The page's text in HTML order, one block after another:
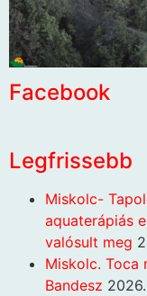
Facebook
Legfrissebb
Miskolc-
aquaterápiás
valósult meg
Miskolc. Toca
Bandesz